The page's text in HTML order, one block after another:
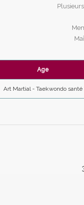
Age
Art Martial - Taekwondo santé